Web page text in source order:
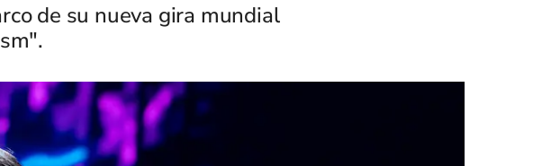
de su nueva gira mundial